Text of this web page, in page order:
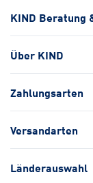
KIND Beratung
Über KIND
Zahlungsarten
Versandarten
Länderauswahl